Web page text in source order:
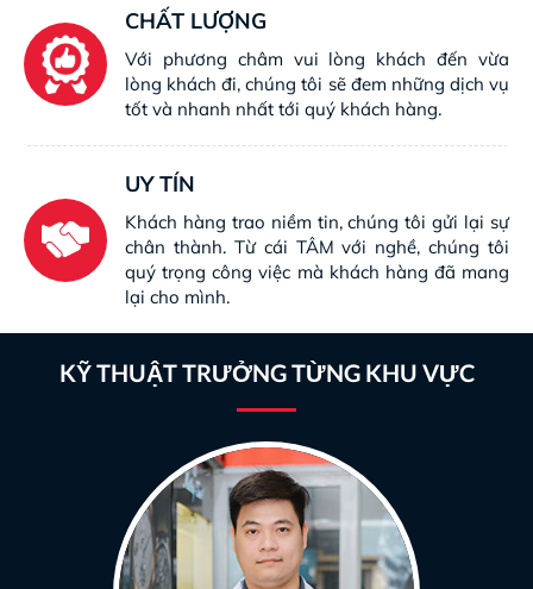
CHẤT LƯỢNG
Với phương châm vui lòng khách đến vừa
lòng khách đi, chúng tôi sẽ đem những dịch vụ
tốt và nhanh nhất tới quý khách hàng.
UY TÍN
Khách hàng trao niềm tin, chúng tôi gửi lại sự
chân thành. Từ cái TÂM với nghề, chúng tôi
quý trọng công việc mà khách hàng đã mang
lại cho mình.
KỸ THUẬT TRƯỞNG TỪNG KHU VỰC